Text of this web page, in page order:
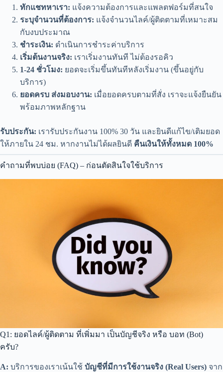
ทักแชทหาเรา: แจ้งความต้องการและแพลตฟอร์มที่สนใจ
ระบุจำนวนที่ต้องการ: แจ้งจำนวนไลค์/ผู้ติดตามที่เหมาะสม
กับงบประมาณ
ชำระเงิน: ดำเนินการชำระค่าบริการ
เริ่มต้นงานจริง: เราเริ่มงานทันที ไม่ต้องรอคิว
1-24 ชั่วโมง: ยอดจะเริ่มขึ้นทันทีหลังเริ่มงาน (ขึ้นอยู่กับ
บริการ)
ยอดครบ ส่งมอบงาน: เมื่อยอดครบตามที่สั่ง เราจะแจ้งยืนยัน
พร้อมภาพหลักฐาน
รับประกัน: เรารับประกันงาน 100% 30 วัน และยินดีแก้ไข/เติมยอด
ให้ภายใน 24 ชม. หากงานไม่ได้ผลยินดี คืนเงินให้ทั้งหมด 100%
คำถามที่พบบ่อย (FAQ) – ก่อนตัดสินใจใช้บริการ
Q1: ยอดไลค์/ผู้ติดตาม ที่เพิ่มมา เป็นบัญชีจริง หรือ บอท (Bot)
ครับ?
A: บริการของเราเน้นใช้ บัญชีที่มีการใช้งานจริง (Real Users) จาก